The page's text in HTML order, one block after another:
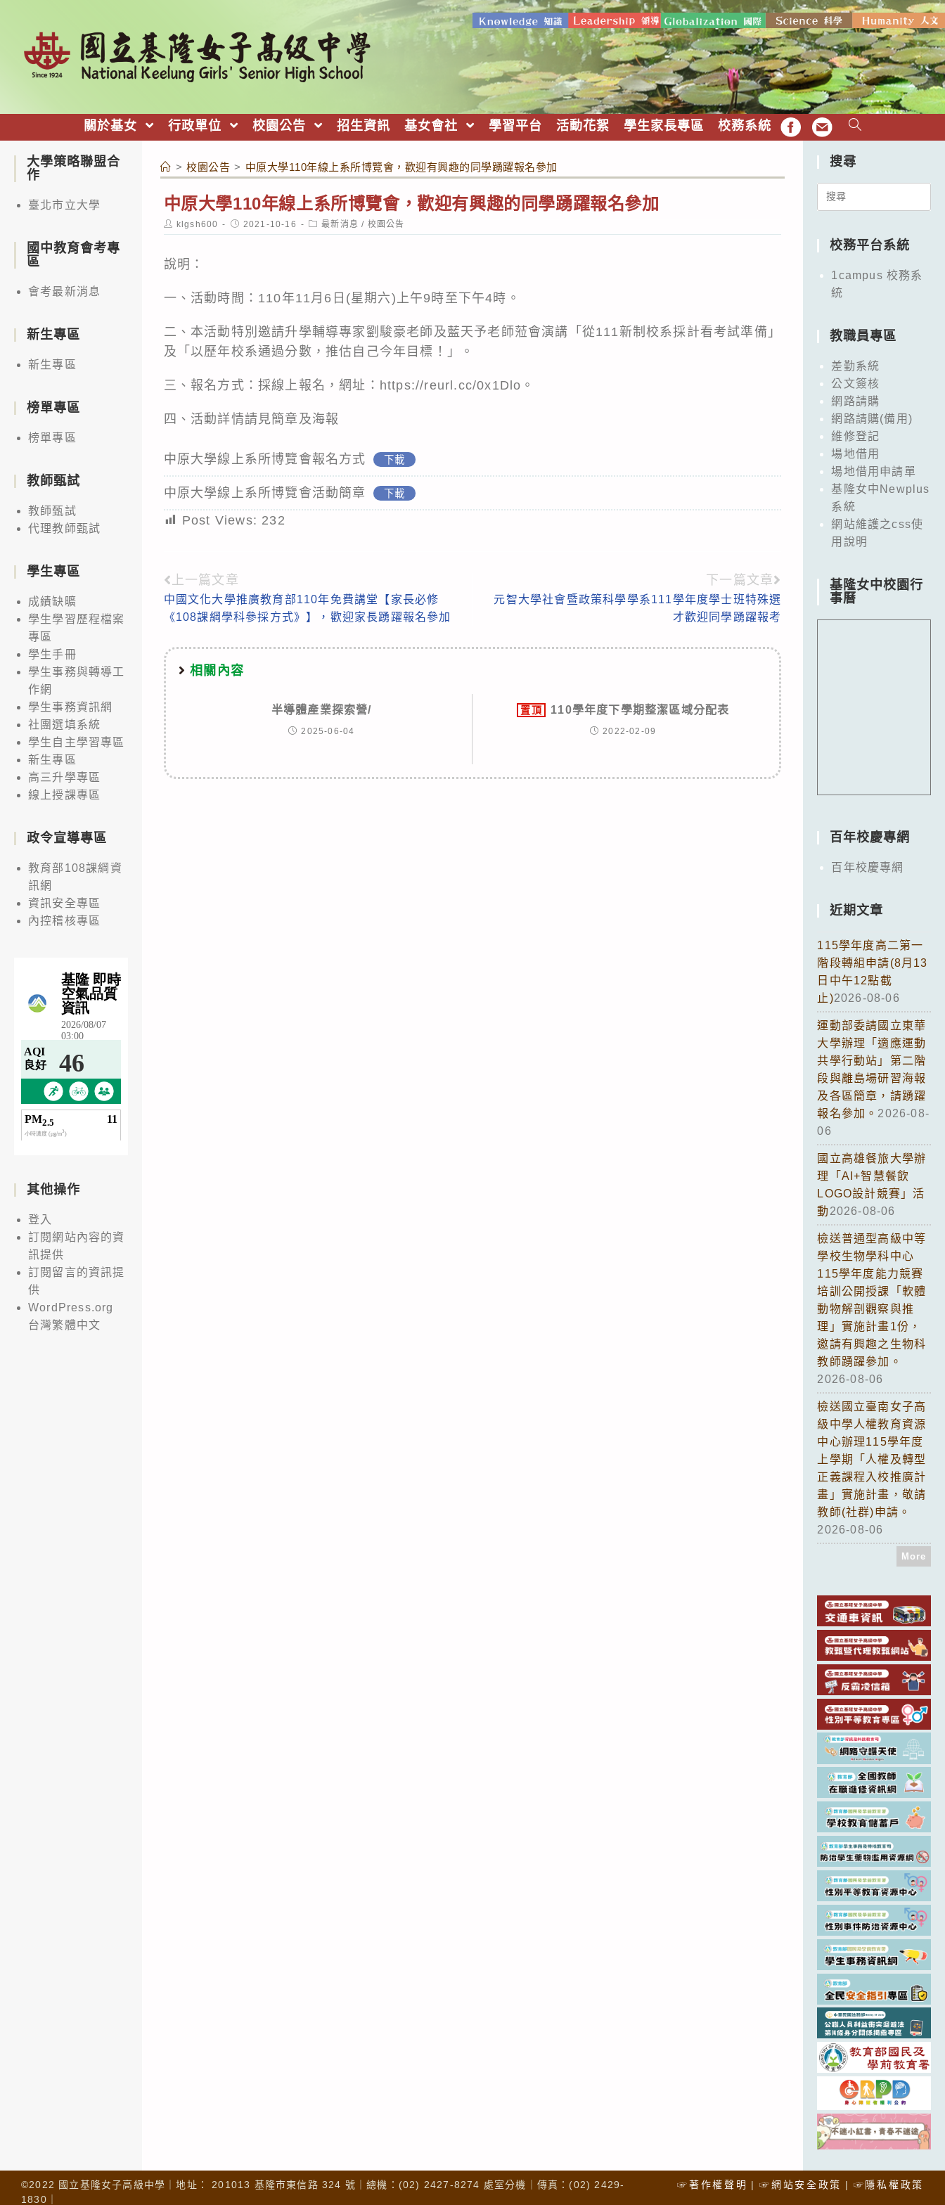
關於基女 行政單位 校園公告 招生資訊 基女會社 學習平台 活動花絮 學生家長專區 校務系統 FB EMAIL
> 校園公告 > 中原大學110年線上系所博覽會，歡迎有興趣的同學踴躍報名參加
中原大學110年線上系所博覽會，歡迎有興趣的同學踴躍報名參加
Post
author:
klgsh600
Post
published:
2021-10-16
Post
category:
最新消息 / 校園公告
說明：
一、活動時間：110年11月6日(星期六)上午9時至下午4時。
二、本活動特別邀請升學輔導專家劉駿豪老師及藍天予老師蒞會演講「從111新制校系採計看考試準備」
及「以歷年校系通過分數，推估自己今年目標！」。
三、報名方式：採線上報名，網址：https://reurl.cc/0x1Dlo。
四、活動詳情請見簡章及海報
中原大學線上系所博覽會報名方式 下載
中原大學線上系所博覽會活動簡章 下載
Post Views: 232
Read
more
上一篇文章
中國文化大學推廣教育部110年免費講堂【家長必修
《108課綱學科參採方式》】，歡迎家長踴躍報名參加
下一篇文章
元智大學社會暨政策科學學系111學年度學士班特殊選
才歡迎同學踴躍報考
相關內容
半導體產業探索營/
2025-06-04
置頂 110學年度下學期整潔區域分配表
2022-02-09
大學策略聯盟合
作
臺北市立大學
國中教育會考專
區
會考最新消息
新生專區
新生專區
榜單專區
榜單專區
教師甄試
教師甄試
代理教師甄試
學生專區
成績缺曠
學生學習歷程檔案
專區
學生手冊
學生事務與轉導工
作網
學生事務資訊網
社團選填系統
學生自主學習專區
新生專區
高三升學專區
線上授課專區
政令宣導專區
教育部108課綱資
訊網
資訊安全專區
內控稽核專區
其他操作
登入
訂閱網站內容的資
訊提供
訂閱留言的資訊提
供
WordPress.org
台灣繁體中文
搜尋
Search
校務平台系統
1campus 校務系
統
教職員專區
差勤系統
公文簽核
網路請購
網路請購(備用)
維修登記
場地借用
場地借用申請單
基隆女中Newplus
系統
網站維護之css使
用說明
基隆女中校園行
事曆
百年校慶專網
百年校慶專網
近期文章
115學年度高二第一
階段轉組申請(8月13
日中午12點截
止)2026-08-06
運動部委請國立東華
大學辦理「適應運動
共學行動站」第二階
段與離島場研習海報
及各區簡章，請踴躍
報名參加。 2026-08-
06
國立高雄餐旅大學辦
理「AI+智慧餐飲
LOGO設計競賽」活
動 2026-08-06
檢送普通型高級中等
學校生物學科中心
115學年度能力競賽
培訓公開授課「軟體
動物解剖觀察與推
理」實施計畫1份，
邀請有興趣之生物科
教師踴躍參加。
2026-08-06
檢送國立臺南女子高
級中學人權教育資源
中心辦理115學年度
上學期「人權及轉型
正義課程入校推廣計
畫」實施計畫，敬請
教師(社群)申請。
2026-08-06
More
☞著作權聲明 ☞網站安全政策 ☞隱私權政策
©2022 國立基隆女子高級中學｜地址： 201013 基隆市東信路 324 號｜總機：(02) 2427-8274 處室分機｜傳真：(02) 2429-
1830｜